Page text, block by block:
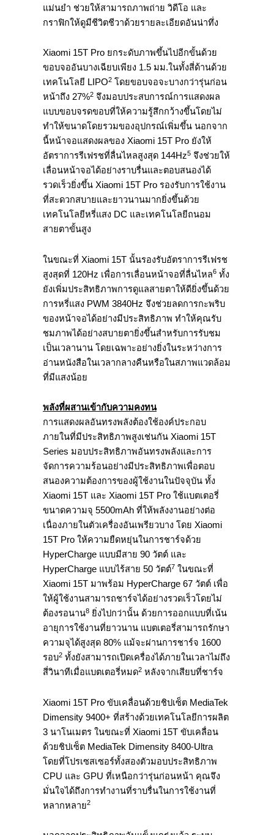
แม่นยำ ช่วยให้สามารถภาพถ่าย วิดีโอ และ
กราฟิกให้ดูมีชีวิตชีวาด้วยรายละเอียดอันน่าทึ่ง
Xiaomi 15T Pro ยกระดับภาพขึ้นไปอีกขั้นด้วย
ขอบจออันบางเฉียบเพียง 1.5 มม.ในทั้งสี่ด้านด้วย
เทคโนโลยี LIPO2 โดยขอบจอจะบางกว่ารุ่นก่อน
หน้าถึง 27%2 จึงมอบประสบการณ์การแสดงผล
แบบขอบจรดขอบที่ให้ความรู้สึกกว้างขึ้นโดยไม่
ทำให้ขนาดโดยรวมของอุปกรณ์เพิ่มขึ้น นอกจาก
นี้หน้าจอแสดงผลของ Xiaomi 15T Pro ยังให้
อัตราการรีเฟรชที่ลื่นไหลสูงสุด 144Hz5 จึงช่วยให้
เลื่อนหน้าจอได้อย่างราบรื่นและตอบสนองได้
รวดเร็วยิ่งขึ้น Xiaomi 15T Pro รองรับการใช้งาน
ที่สะดวกสบายและยาวนานมากยิ่งขึ้นด้วย
เทคโนโลยีหรี่แสง DC และเทคโนโลยีถนอม
สายตาขั้นสูง
ในขณะที่ Xiaomi 15T นั้นรองรับอัตราการรีเฟรช
สูงสุดที่ 120Hz เพื่อการเลื่อนหน้าจอที่ลื่นไหล6 ทั้ง
ยังเพิ่มประสิทธิภาพการดูแลสายตาให้ดียิ่งขึ้นด้วย
การหรี่แสง PWM 3840Hz จึงช่วยลดการกะพริบ
ของหน้าจอได้อย่างมีประสิทธิภาพ ทำให้คุณรับ
ชมภาพได้อย่างสบายตายิ่งขึ้นสำหรับการรับชม
เป็นเวลานาน โดยเฉพาะอย่างยิ่งในระหว่างการ
อ่านหนังสือในเวลากลางคืนหรือในสภาพแวดล้อม
ที่มีแสงน้อย
พลังที่ผสานเข้ากับความคงทน
การแสดงผลอันทรงพลังต้องใช้องค์ประกอบ
ภายในที่มีประสิทธิภาพสูงเช่นกัน Xiaomi 15T
Series มอบประสิทธิภาพอันทรงพลังและการ
จัดการความร้อนอย่างมีประสิทธิภาพเพื่อตอบ
สนองความต้องการของผู้ใช้งานในปัจจุบัน ทั้ง
Xiaomi 15T และ Xiaomi 15T Pro ใช้แบตเตอรี่
ขนาดความจุ 5500mAh ที่ให้พลังงานอย่างต่อ
เนื่องภายในตัวเครื่องอันเพรียวบาง โดย Xiaomi
15T Pro ให้ความยืดหยุ่นในการชาร์จด้วย
HyperCharge แบบมีสาย 90 วัตต์ และ
HyperCharge แบบไร้สาย 50 วัตต์7 ในขณะที่
Xiaomi 15T มาพร้อม HyperCharge 67 วัตต์ เพื่อ
ให้ผู้ใช้งานสามารถชาร์จได้อย่างรวดเร็วโดยไม่
ต้องรอนาน8 ยิ่งไปกว่านั้น ด้วยการออกแบบที่เน้น
อายุการใช้งานที่ยาวนาน แบตเตอรี่สามารถรักษา
ความจุได้สูงสุด 80% แม้จะผ่านการชาร์จ 1600
รอบ2 ทั้งยังสามารถเปิดเครื่องได้ภายในเวลาไม่ถึง
สี่วินาทีเมื่อแบตเตอรี่หมด2 หลังจากเสียบที่ชาร์จ
Xiaomi 15T Pro ขับเคลื่อนด้วยชิปเซ็ต MediaTek
Dimensity 9400+ ที่สร้างด้วยเทคโนโลยีการผลิต
3 นาโนเมตร ในขณะที่ Xiaomi 15T ขับเคลื่อน
ด้วยชิปเซ็ต MediaTek Dimensity 8400-Ultra
โดยที่โปรเซสเซอร์ทั้งสองตัวมอบประสิทธิภาพ
CPU และ GPU ที่เหนือกว่ารุ่นก่อนหน้า คุณจึง
มั่นใจได้ถึงการทำงานที่ราบรื่นในการใช้งานที่
หลากหลาย2